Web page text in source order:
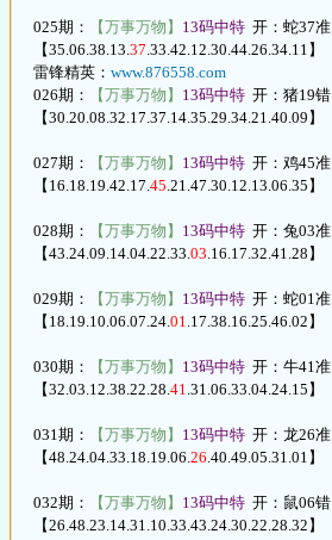
025期： 【万事万物】 13码中特 开：蛇37准
【35.06.38.13.37.33.42.12.30.44.26.34.11】
雷锋精英： www.876558.com
026期：
【万事万物】 13码中特 开：猪19错
【30.20.08.32.17.37.14.35.29.34.21.40.09】
027期： 【万事万物】 13码中特 开：鸡45准
【16.18.19.42.17.45.21.47.30.12.13.06.35】
028期： 【万事万物】 13码中特 开：兔03准
【43.24.09.14.04.22.33.03.16.17.32.41.28】
029期： 【万事万物】 13码中特 开：蛇01准
【18.19.10.06.07.24.01.17.38.16.25.46.02】
030期： 【万事万物】 13码中特 开：牛41准
【32.03.12.38.22.28.41.31.06.33.04.24.15】
031期： 【万事万物】 13码中特 开：龙26准
【48.24.04.33.18.19.06.26.40.49.05.31.01】
032期： 【万事万物】 13码中特 开：鼠06错
【26.48.23.14.31.10.33.43.24.30.22.28.32】